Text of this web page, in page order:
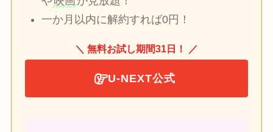
一か月以内に解約すれば0円！
＼ 無料お試し期間31日！ ／
U-NEXT公式